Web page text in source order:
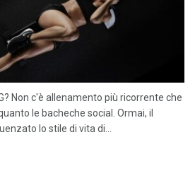
Non c'è allenamento più ricorrente che
le bacheche social. Ormai, il
lo stile di vita di...